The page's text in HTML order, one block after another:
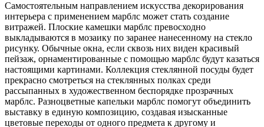
Самостоятельным направлением искусства декорирования
интерьера с применением марблс может стать создание
витражей. Плоские камешки марблс превосходно
выкладываются в мозаику по заранее нанесенному на стекло
рисунку. Обычные окна, если сквозь них виден красивый
пейзаж, орнаментированные с помощью марблс будут казаться
настоящими картинами. Коллекция стеклянной посуды будет
прекрасно смотреться на стеклянных полках среди
рассыпанных в художественном беспорядке прозрачных
марблс. Разноцветные капельки марблс помогут объединить
выставку в единую композицию, создавая изысканные
цветовые переходы от одного предмета к другому и